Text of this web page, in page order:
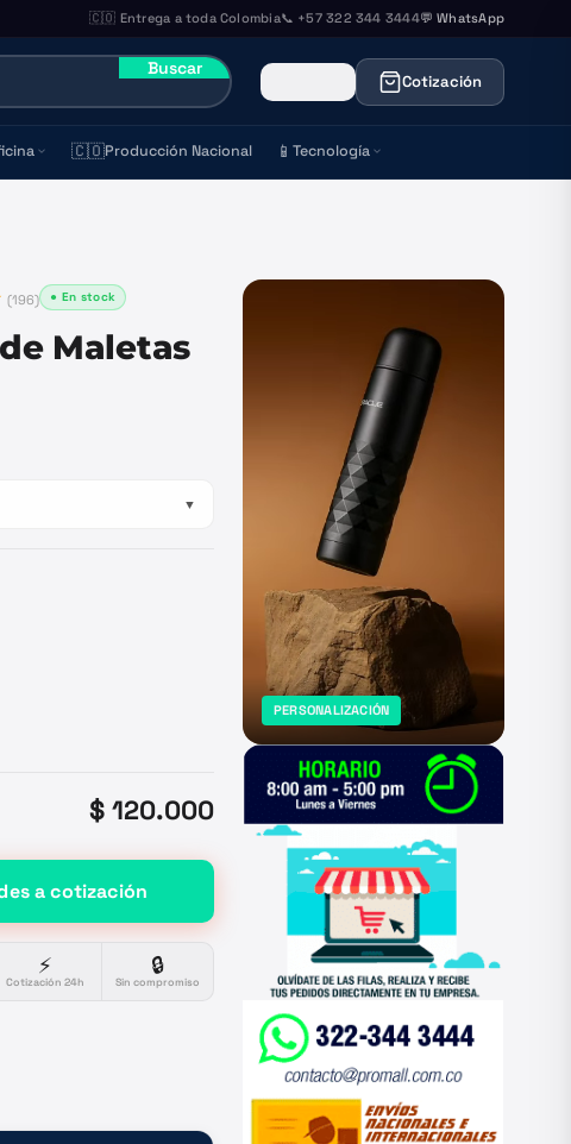
🇨🇴 Entrega a toda Colombia📞 +57 322 344 3444💬 WhatsApp
Buscar
Cotización
🇨🇴Producción Nacional 📱 Tecnología
(196) ● En stock
Maletas
▼
$ 120.000
a cotización
⚡
Cotización 24h
🔒
Sin compromiso
PERSONALIZACIÓN